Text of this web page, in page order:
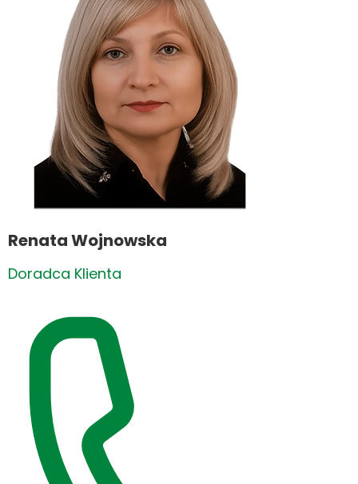
Renata Wojnowska
Doradca Klienta